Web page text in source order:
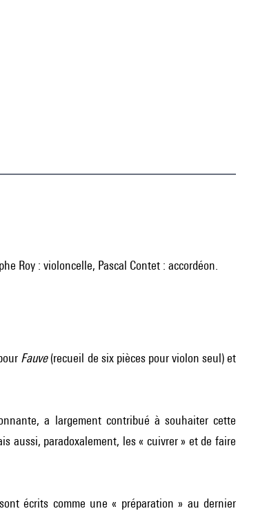
Roy : violoncelle, Pascal Contet : accordéon.
Fauve(recueil de six pièces pour violon seul) et
a largement contribué à souhaiter cette
aussi, paradoxalement, les « cuivrer » et de faire
écrits comme une « préparation » au dernier